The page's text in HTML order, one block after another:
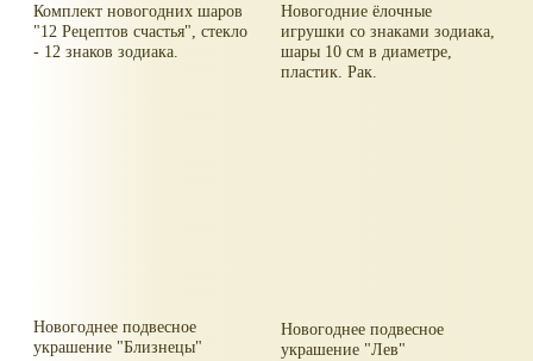
Комплект новогодних шаров
"12 Рецептов счастья", стекло
- 12 знаков зодиака.
Новогодние ёлочные
игрушки со знаками зодиака,
шары 10 см в диаметре,
пластик. Рак.
Новогоднее подвесное
украшение "Близнецы"
Новогоднее подвесное
украшение "Лев"